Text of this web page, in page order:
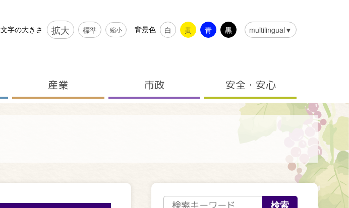
文字の大きさ 拡大 標準 縮小 背景色 白 黄 青 黒 multilingual▼
産業 市政 安全・安心